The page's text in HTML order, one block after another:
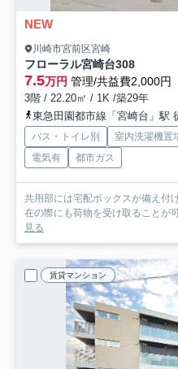
NEW
川崎市宮前区宮崎
フローラル宮崎台308
7.5万円 管理/共益費2,000円
3階 / 22.20㎡ / 1K /築29年
東急田園都市線「宮崎台」駅
バス・トイレ別 室内洗濯機置
電気有
都市ガス
共用部には宅配ボックスが備え付
在の際にも荷物を受け取ることが
見る
賃貸マンション